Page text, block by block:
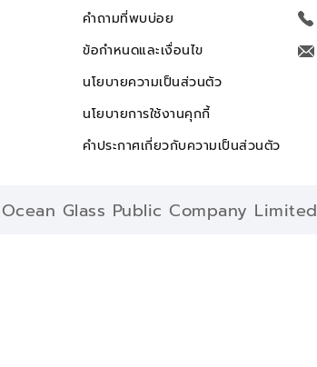
คำถามที่พบบ่อย
ข้อกำหนดและเงื่อนไข
นโยบายความเป็นส่วนตัว
นโยบายการใช้งานคุกกี้
คำประกาศเกี่ยวกับความเป็นส่วนตัว
Glass Public Company